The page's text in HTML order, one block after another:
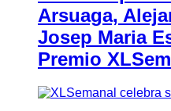
Arsuaga,
Josep Maria
Premio